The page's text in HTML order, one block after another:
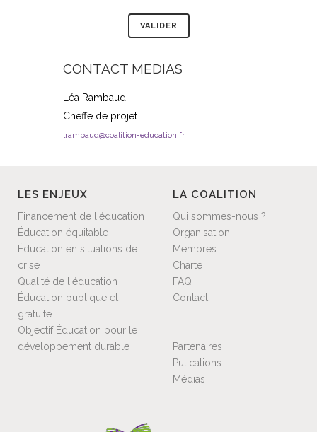
CONTACT MEDIAS
Léa Rambaud
Cheffe de projet
lrambaud@coalition-education.fr
LES ENJEUX
Financement de l'éducation
Éducation équitable
Éducation en situations de
crise
Qualité de l'éducation
Éducation publique et
gratuite
Objectif Éducation pour le
développement durable
LA COALITION
Qui sommes-nous ?
Organisation
Membres
Charte
FAQ
Contact
Partenaires
Pulications
Médias